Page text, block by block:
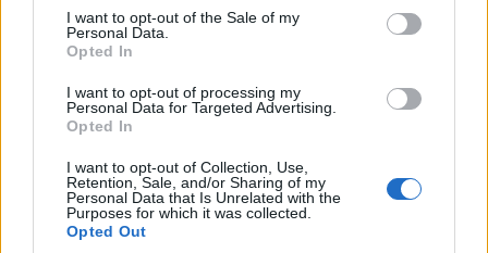
consent section.
I want to opt-out of the Sale of my
Personal Data.
Opted In
I want to opt-out of processing my
Personal Data for Targeted Advertising.
Opted In
I want to opt-out of Collection, Use,
Retention, Sale, and/or Sharing of my
Personal Data that Is Unrelated with the
Purposes for which it was collected.
Opted Out
ΟΙΚΟΝΟΜΙΑ
Καύσιμα: Στα 15 λεπτά η έκπτωση στο diesel τον